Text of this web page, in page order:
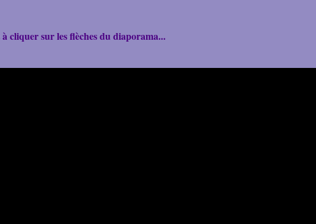
cliquer sur les flèches du diaporama...